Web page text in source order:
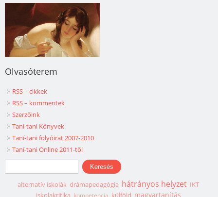
Olvasóterem
RSS – cikkek
RSS – kommentek
Szerzőink
Taní-tani Könyvek
Taní-tani folyóirat 2007-2010
Taní-tani Online 2011-től
Keresés űrlap
Keresés
alternatív iskolák drámapedagógia hátrányos helyzet IKT
iskolakritika kompetencia külföld magyartanítás